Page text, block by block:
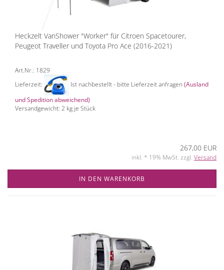
Heckzelt VanShower "Worker" für Citroen Spacetourer,
Peugeot Traveller und Toyota Pro Ace (2016-2021)
Art.Nr.: 1829
Lieferzeit:
Ist nachbestellt - bitte Lieferzeit anfragen (Ausland
und Spedition abweichend)
Versandgewicht: 2 kg je Stück
267,00 EUR
inkl. * 19% MwSt. zzgl. Versand
IN DEN WARENKORB